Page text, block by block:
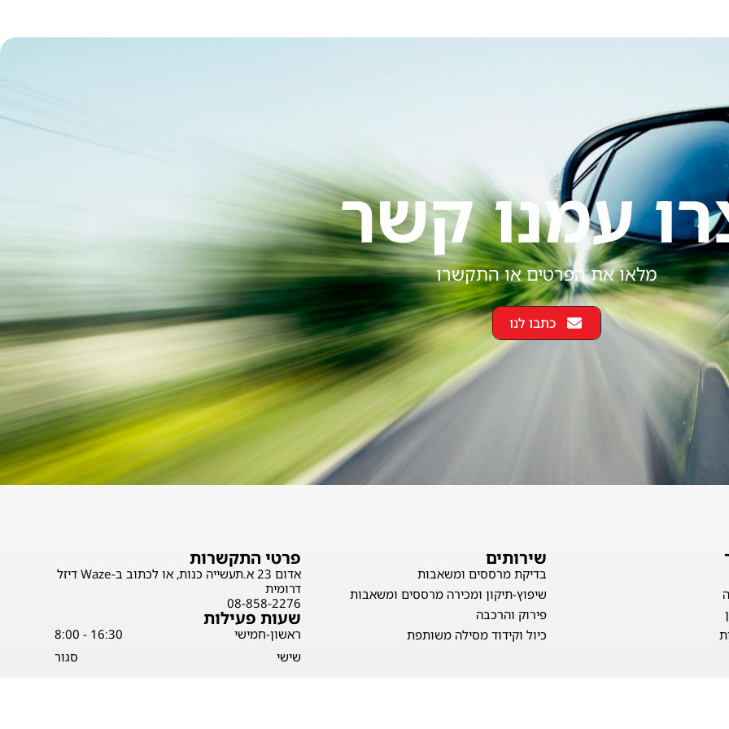
עמנו קשר
מלאו את הפרטים או התקשרו
כתבו לנו
שירותים
בדיקת מרססים ומשאבות
שיפוץ-תיקון ומכירה מרססים ומשאבות
פירוק והרכבה
כיול וקידוד מסילה משותפת
פרטי התקשרות
אדום 23 א.תעשייה כנות, או לכתוב ב-Waze דיזל
דרומית
08-858-2276
שעות פעילות
ראשון-חמישי
16:30 - 8:00
שישי
סגור